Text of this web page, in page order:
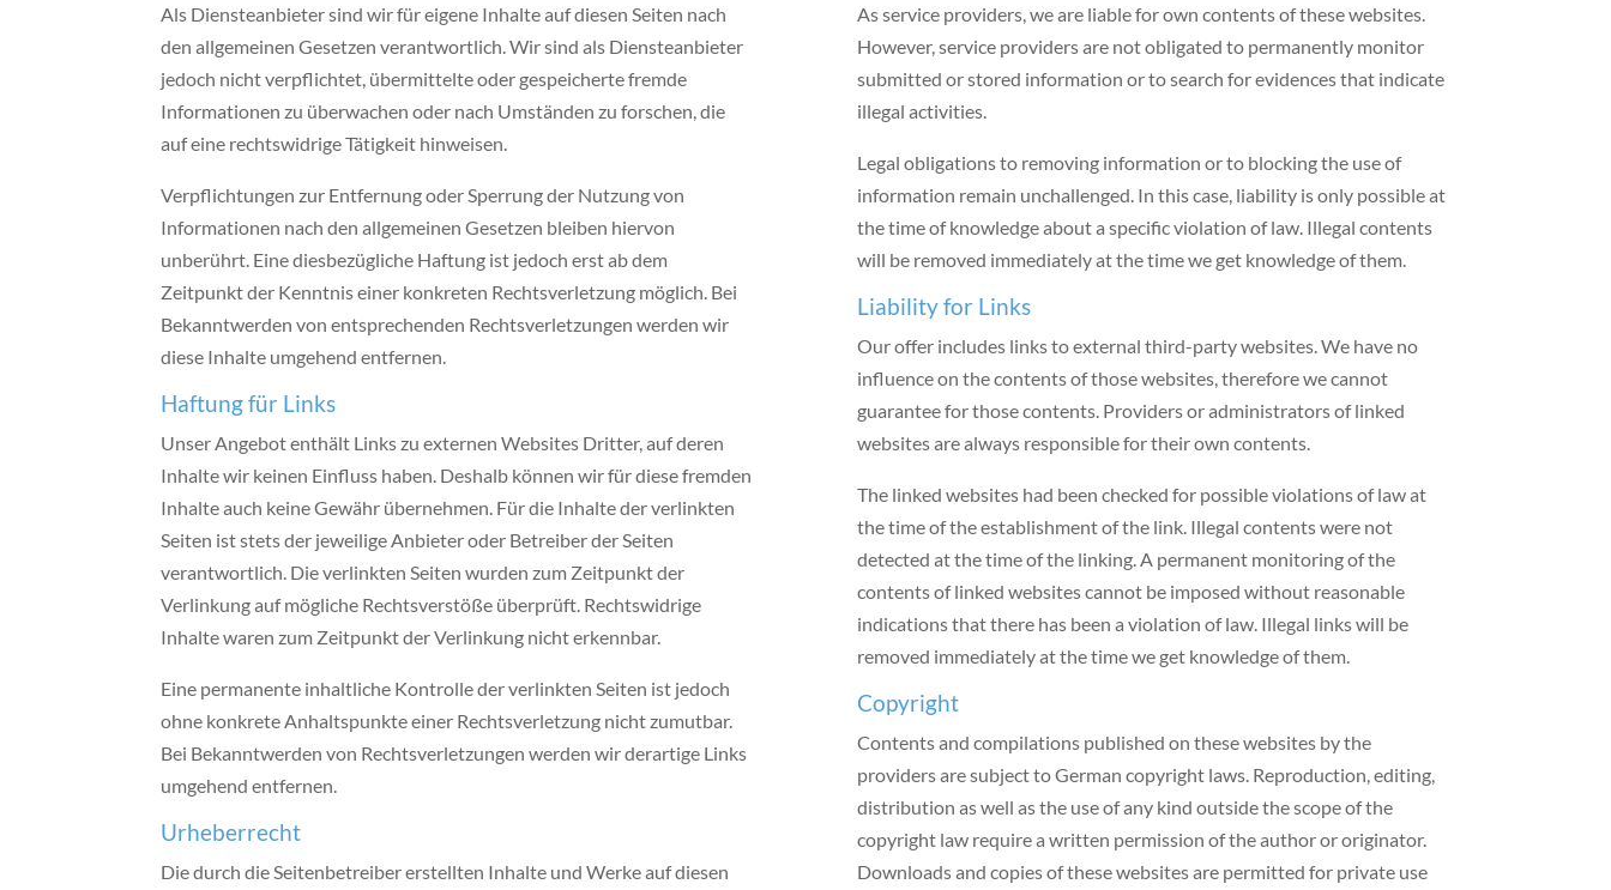
Als Diensteanbieter sind wir für eigene Inhalte auf diesen Seiten nach
den allgemeinen Gesetzen verantwortlich. Wir sind als Diensteanbieter
jedoch nicht verpflichtet, übermittelte oder gespeicherte fremde
Informationen zu überwachen oder nach Umständen zu forschen, die
auf eine rechtswidrige Tätigkeit hinweisen.
Verpflichtungen zur Entfernung oder Sperrung der Nutzung von
Informationen nach den allgemeinen Gesetzen bleiben hiervon
unberührt. Eine diesbezügliche Haftung ist jedoch erst ab dem
Zeitpunkt der Kenntnis einer konkreten Rechtsverletzung möglich. Bei
Bekanntwerden von entsprechenden Rechtsverletzungen werden wir
diese Inhalte umgehend entfernen.
Haftung für Links
Unser Angebot enthält Links zu externen Websites Dritter, auf deren
Inhalte wir keinen Einfluss haben. Deshalb können wir für diese fremden
Inhalte auch keine Gewähr übernehmen. Für die Inhalte der verlinkten
Seiten ist stets der jeweilige Anbieter oder Betreiber der Seiten
verantwortlich. Die verlinkten Seiten wurden zum Zeitpunkt der
Verlinkung auf mögliche Rechtsverstöße überprüft. Rechtswidrige
Inhalte waren zum Zeitpunkt der Verlinkung nicht erkennbar.
Eine permanente inhaltliche Kontrolle der verlinkten Seiten ist jedoch
ohne konkrete Anhaltspunkte einer Rechtsverletzung nicht zumutbar.
Bei Bekanntwerden von Rechtsverletzungen werden wir derartige Links
umgehend entfernen.
Urheberrecht
Die durch die Seitenbetreiber erstellten Inhalte und Werke auf diesen
As service providers, we are liable for own contents of these websites.
However, service providers are not obligated to permanently monitor
submitted or stored information or to search for evidences that indicate
illegal activities.
Legal obligations to removing information or to blocking the use of
information remain unchallenged. In this case, liability is only possible at
the time of knowledge about a specific violation of law. Illegal contents
will be removed immediately at the time we get knowledge of them.
Liability for Links
Our offer includes links to external third-party websites. We have no
influence on the contents of those websites, therefore we cannot
guarantee for those contents. Providers or administrators of linked
websites are always responsible for their own contents.
The linked websites had been checked for possible violations of law at
the time of the establishment of the link. Illegal contents were not
detected at the time of the linking. A permanent monitoring of the
contents of linked websites cannot be imposed without reasonable
indications that there has been a violation of law. Illegal links will be
removed immediately at the time we get knowledge of them.
Copyright
Contents and compilations published on these websites by the
providers are subject to German copyright laws. Reproduction, editing,
distribution as well as the use of any kind outside the scope of the
copyright law require a written permission of the author or originator.
Downloads and copies of these websites are permitted for private use